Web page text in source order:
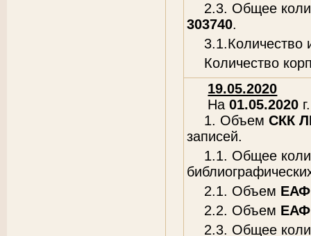
2.3. Общее
303740.
3.1.Количество
Количество
19.05.2020
На01.05.2020 г.
1. ОбъемСКК
записей.
1.1. Общее
2.1. Объем
2.2. Объем
2.3. Общее